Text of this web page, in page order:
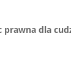
prawna dla